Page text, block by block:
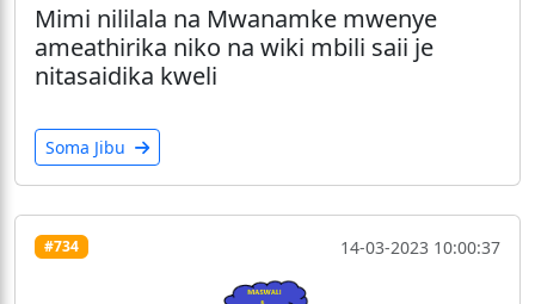
Mimi nililala na Mwanamke mwenye
ameathirika niko na wiki mbili saii je
nitasaidika kweli
Soma Jibu
#734 14-03-2023 10:00:37